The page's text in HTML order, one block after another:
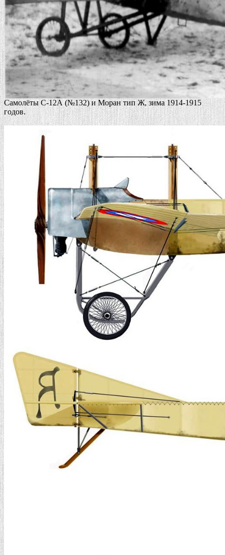
Самолёты С-12А (№132) и Моран тип Ж, зима 1914-1915
годов.